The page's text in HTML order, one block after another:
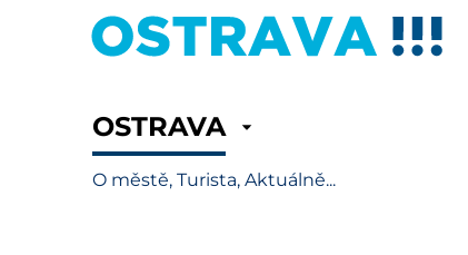
OSTRAVA
O městě, Turista, Aktuálně...